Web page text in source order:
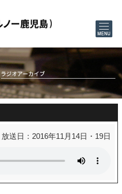
放送日：2016年11月14日・19日